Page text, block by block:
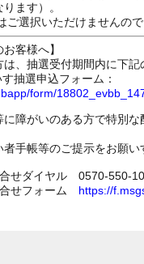
ます）。
選択いただけませんので
客様へ】
、抽選受付期間内に下記
抽選申込フォーム：
form/
に障がいのある方で特別
手帳等のご提示をお願い
せダイヤル 0570-550-
せフォーム https://